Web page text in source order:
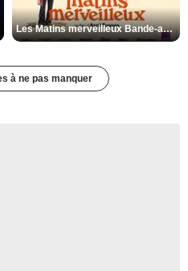
Les Matins merveilleux Bande-annonce VF
à ne pas manquer